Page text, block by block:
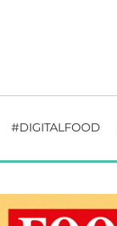
#DIGITALFOOD